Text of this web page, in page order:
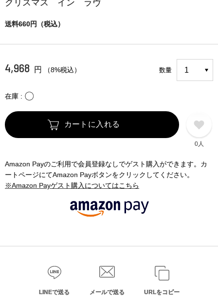
クリスマス イン ラヴ
送料660円（税込）
4,968 円 （8%税込） 数量
在庫 〇
カートに入れる
0人
Amazon Payのご利用で会員登録なしでゲスト購入ができます。カ
ートページにてAmazon Payボタンをクリックしてください。
※Amazon Payゲスト購入についてはこちら
LINEで送る メールで送る URLをコピー